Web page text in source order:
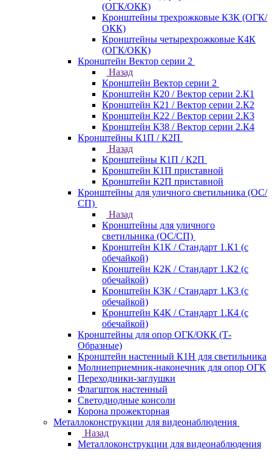
(ОГК/ОКК)
Кронштейны трехрожковые К3К (ОГК/
ОКК)
Кронштейны четырехрожковые К4К
(ОГК/ОКК)
Кронштейн Вектор серии 2
Назад
Кронштейн Вектор серии 2
Кронштейн К20 / Вектор серии 2.К1
Кронштейн К21 / Вектор серии 2.К2
Кронштейн К22 / Вектор серии 2.К3
Кронштейн К38 / Вектор серии 2.К4
Кронштейны К1П / К2П
Назад
Кронштейны К1П / К2П
Кронштейн К1П приставной
Кронштейн К2П приставной
Кронштейны для уличного светильника (ОС/
СП)
Назад
Кронштейны для уличного
светильника (ОС/СП)
Кронштейн К1К / Стандарт 1.К1 (с
обечайкой)
Кронштейн К2К / Стандарт 1.К2 (с
обечайкой)
Кронштейн К3К / Стандарт 1.К3 (с
обечайкой)
Кронштейн К4К / Стандарт 1.К4 (с
обечайкой)
Кронштейны для опор ОГК/ОКК (Т-
Образные)
Кронштейн настенный К1Н для светильника
Молниеприемник-наконечник для опор ОГК
Переходники-заглушки
Флагшток настенный
Светодиодные консоли
Корона прожекторная
Металлоконструкции для видеонаблюдения
Назад
Металлоконструкции для видеонаблюдения